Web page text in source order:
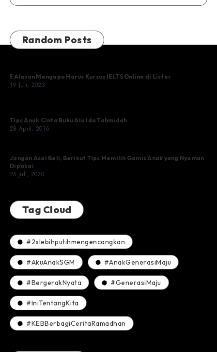
Food
Atas
Random Posts
5 Alasan Mengapa Harus Kursus IELTS Online di Lister
19 Juli, 2023
Tips Anak Cinta Buku Ala Ida Tahmidah
28 April, 2016
Jangan Asal Beli, Berikut Tips Memilih Gamis Anak yang Nyaman
Dipakai
25 Juli, 2020
Tag Cloud
#2xlebihputihmengencangkan
#AkuAnakSGM #AnakGenerasiMaju
#BergerakNyata #GenerasiMaju
#IniTentangKita
#KEBBerbagiCeritaRamadhan